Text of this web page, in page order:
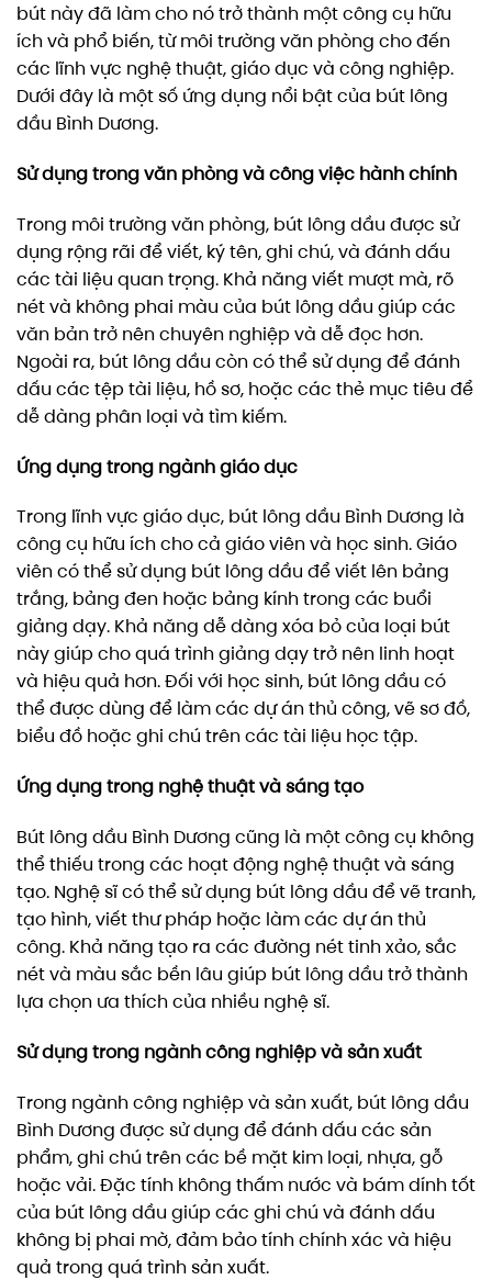
bút này đã làm cho nó trở thành một công cụ hữu
ích và phổ biến, từ môi trường văn phòng cho đến
các lĩnh vực nghệ thuật, giáo dục và công nghiệp.
Dưới đây là một số ứng dụng nổi bật của bút lông
dầu Bình Dương.
Sử dụng trong văn phòng và công việc hành chính
Trong môi trường văn phòng, bút lông dầu được sử
dụng rộng rãi để viết, ký tên, ghi chú, và đánh dấu
các tài liệu quan trọng. Khả năng viết mượt mà, rõ
nét và không phai màu của bút lông dầu giúp các
văn bản trở nên chuyên nghiệp và dễ đọc hơn.
Ngoài ra, bút lông dầu còn có thể sử dụng để đánh
dấu các tệp tài liệu, hồ sơ, hoặc các thẻ mục tiêu để
dễ dàng phân loại và tìm kiếm.
Ứng dụng trong ngành giáo dục
Trong lĩnh vực giáo dục, bút lông dầu Bình Dương là
công cụ hữu ích cho cả giáo viên và học sinh. Giáo
viên có thể sử dụng bút lông dầu để viết lên bảng
trắng, bảng đen hoặc bảng kính trong các buổi
giảng dạy. Khả năng dễ dàng xóa bỏ của loại bút
này giúp cho quá trình giảng dạy trở nên linh hoạt
và hiệu quả hơn. Đối với học sinh, bút lông dầu có
thể được dùng để làm các dự án thủ công, vẽ sơ đồ,
biểu đồ hoặc ghi chú trên các tài liệu học tập.
Ứng dụng trong nghệ thuật và sáng tạo
Bút lông dầu Bình Dương cũng là một công cụ không
thể thiếu trong các hoạt động nghệ thuật và sáng
tạo. Nghệ sĩ có thể sử dụng bút lông dầu để vẽ tranh,
tạo hình, viết thư pháp hoặc làm các dự án thủ
công. Khả năng tạo ra các đường nét tinh xảo, sắc
nét và màu sắc bền lâu giúp bút lông dầu trở thành
lựa chọn ưa thích của nhiều nghệ sĩ.
Sử dụng trong ngành công nghiệp và sản xuất
Trong ngành công nghiệp và sản xuất, bút lông dầu
Bình Dương được sử dụng để đánh dấu các sản
phẩm, ghi chú trên các bề mặt kim loại, nhựa, gỗ
hoặc vải. Đặc tính không thấm nước và bám dính tốt
của bút lông dầu giúp các ghi chú và đánh dấu
không bị phai mờ, đảm bảo tính chính xác và hiệu
quả trong quá trình sản xuất.